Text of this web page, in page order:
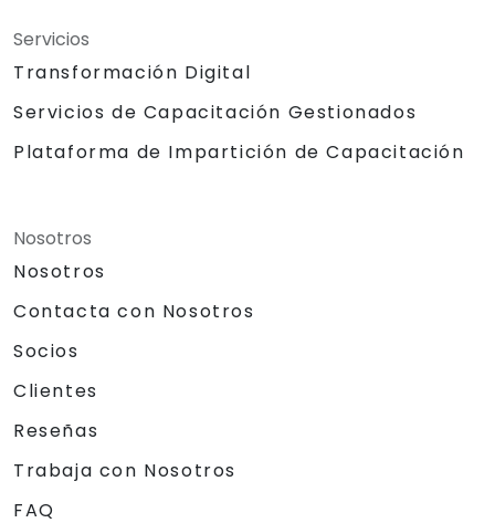
Servicios
Transformación Digital
Servicios de Capacitación Gestionados
Plataforma de Impartición de Capacitación
Nosotros
Nosotros
Contacta con Nosotros
Socios
Clientes
Reseñas
Trabaja con Nosotros
FAQ